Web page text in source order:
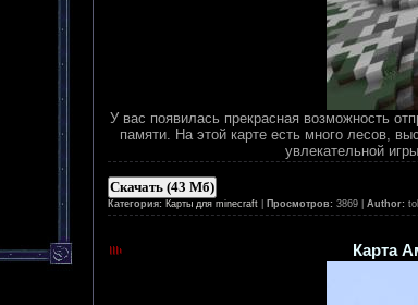
У вас появилась прекрасная возможность
памяти. На этой карте есть много лесов,
увлекательной
Скачать (43 Мб)
Категория: Карты для minecraft Просмотров: 3869 | Author:
Карта